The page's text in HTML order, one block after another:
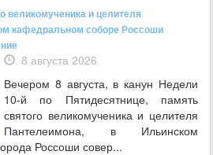
великомученика и целителя
кафедральном соборе Россоши
8 августа 2026
Вечером 8 августа, в канун Недели
10-й по Пятидесятнице, память
святого великомученика и целителя
Пантелеимона, в Ильинском
Россоши совер...